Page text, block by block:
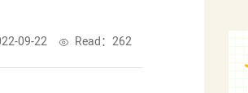
09-22 Read：262